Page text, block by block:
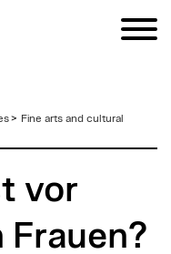
> Fine arts and cultural
vor